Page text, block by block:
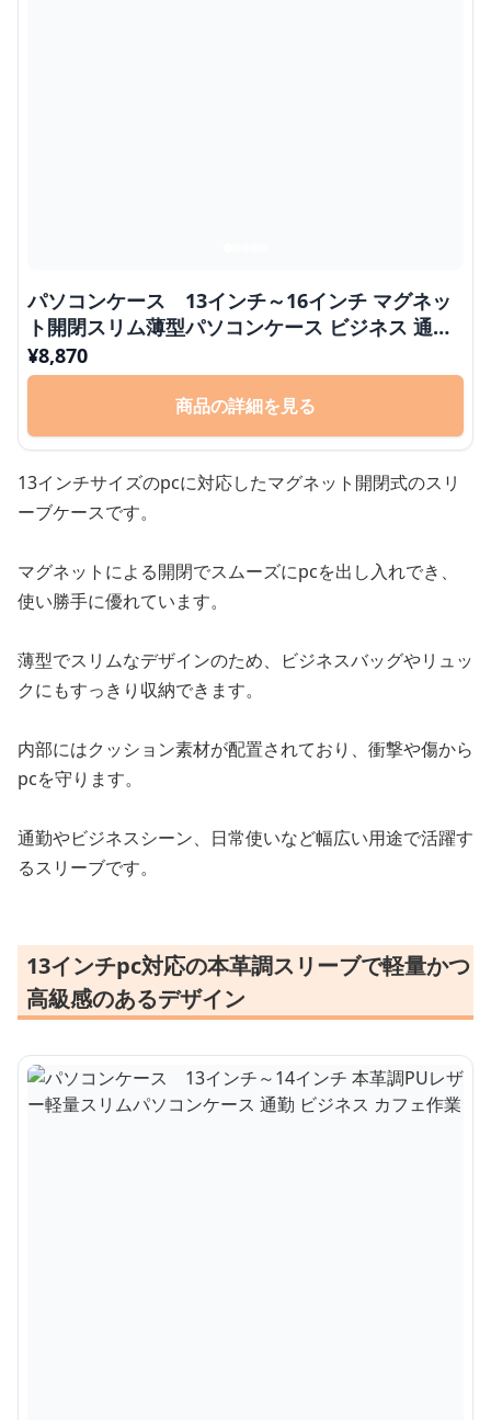
パソコンケース 13インチ～16インチ マグネッ
ト開閉スリム薄型パソコンケース ビジネス 通勤
日常使い
¥8,870
商品の詳細を見る
13インチサイズのpcに対応したマグネット開閉式のスリ
ーブケースです。
マグネットによる開閉でスムーズにpcを出し入れでき、
使い勝手に優れています。
薄型でスリムなデザインのため、ビジネスバッグやリュッ
クにもすっきり収納できます。
内部にはクッション素材が配置されており、衝撃や傷から
pcを守ります。
通勤やビジネスシーン、日常使いなど幅広い用途で活躍す
るスリーブです。
13インチpc対応の本革調スリーブで軽量かつ
高級感のあるデザイン